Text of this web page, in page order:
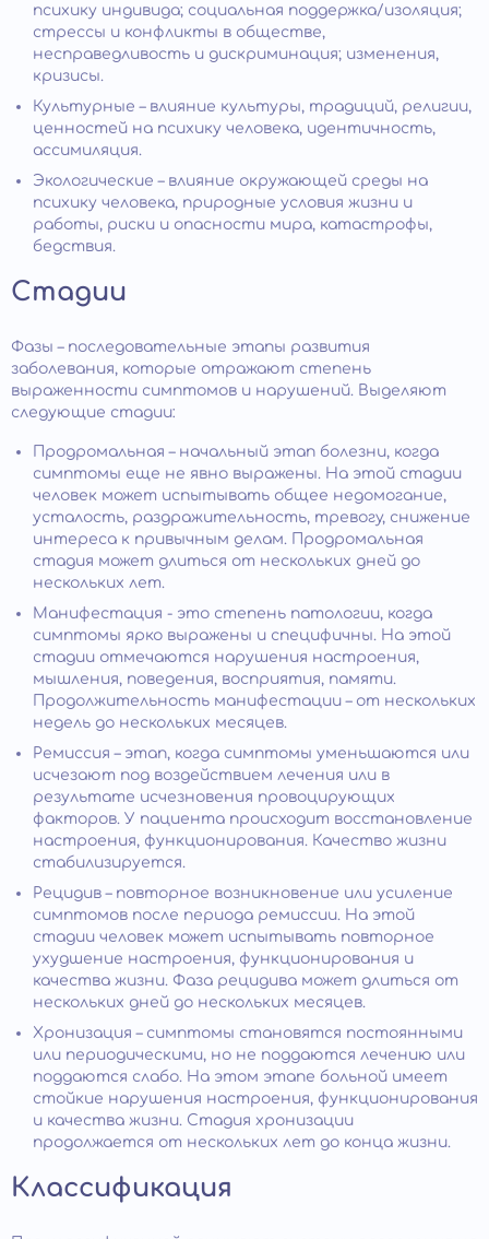
психику индивида; социальная поддержка/изоляция;
стрессы и конфликты в обществе,
несправедливость и дискриминация; изменения,
кризисы.
Культурные – влияние культуры, традиций, религии,
ценностей на психику человека, идентичность,
ассимиляция.
Экологические – влияние окружающей среды на
психику человека, природные условия жизни и
работы, риски и опасности мира, катастрофы,
бедствия.
Стадии
Фазы – последовательные этапы развития
заболевания, которые отражают степень
выраженности симптомов и нарушений. Выделяют
следующие стадии:
Продромальная – начальный этап болезни, когда
симптомы еще не явно выражены. На этой стадии
человек может испытывать общее недомогание,
усталость, раздражительность, тревогу, снижение
интереса к привычным делам. Продромальная
стадия может длиться от нескольких дней до
нескольких лет.
Манифестация - это степень патологии, когда
симптомы ярко выражены и специфичны. На этой
стадии отмечаются нарушения настроения,
мышления, поведения, восприятия, памяти.
Продолжительность манифестации – от нескольких
недель до нескольких месяцев.
Ремиссия – этап, когда симптомы уменьшаются или
исчезают под воздействием лечения или в
результате исчезновения провоцирующих
факторов. У пациента происходит восстановление
настроения, функционирования. Качество жизни
стабилизируется.
Рецидив – повторное возникновение или усиление
симптомов после периода ремиссии. На этой
стадии человек может испытывать повторное
ухудшение настроения, функционирования и
качества жизни. Фаза рецидива может длиться от
нескольких дней до нескольких месяцев.
Хронизация – симптомы становятся постоянными
или периодическими, но не поддаются лечению или
поддаются слабо. На этом этапе больной имеет
стойкие нарушения настроения, функционирования
и качества жизни. Стадия хронизации
продолжается от нескольких лет до конца жизни.
Классификация